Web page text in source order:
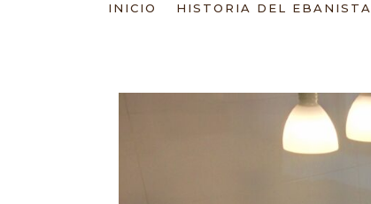
INICIO HISTORIA DEL EBANISTA